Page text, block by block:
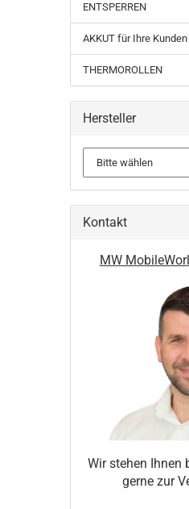
ENTSPERREN
AKKUT für Ihre Kunden
THERMOROLLEN
Hersteller
Kontakt
MW
Wir stehen Ihnen
gerne zur